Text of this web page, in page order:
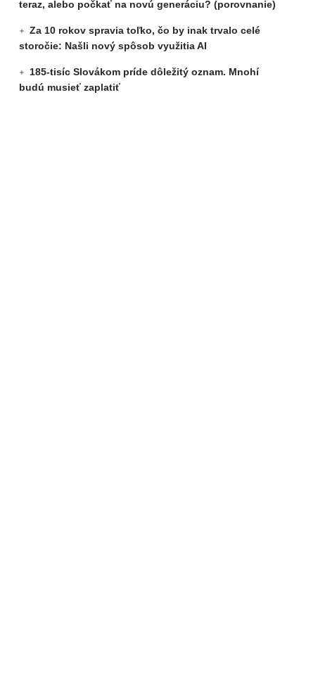
teraz, alebo počkať na novú generáciu? (porovnanie)
Za 10 rokov spravia toľko, čo by inak trvalo celé
storočie: Našli nový spôsob využitia AI
185-tisíc Slovákom príde dôležitý oznam. Mnohí
budú musieť zaplatiť